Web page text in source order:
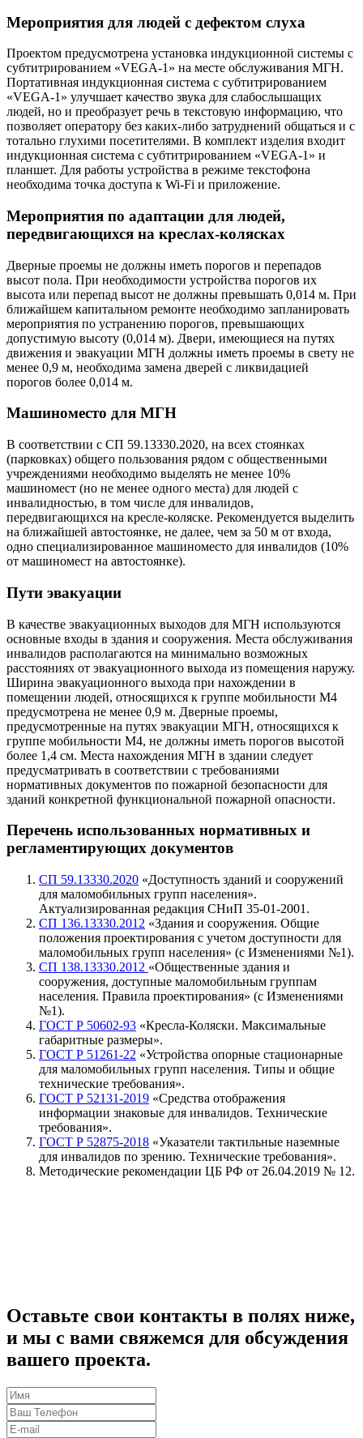
Мероприятия для людей с дефектом слуха
Проектом предусмотрена установка индукционной системы с
субтитрированием «VEGA-1» на месте обслуживания МГН.
Портативная индукционная система с субтитрированием
«VEGA-1» улучшает качество звука для слабослышащих
людей, но и преобразует речь в текстовую информацию, что
позволяет оператору без каких-либо затруднений общаться и с
тотально глухими посетителями. В комплект изделия входит
индукционная система с субтитрированием «VEGA-1» и
планшет. Для работы устройства в режиме текстофона
необходима точка доступа к Wi-Fi и приложение.
Мероприятия по адаптации для людей,
передвигающихся на креслах-колясках
Дверные проемы не должны иметь порогов и перепадов
высот пола. При необходимости устройства порогов их
высота или перепад высот не должны превышать 0,014 м. При
ближайшем капитальном ремонте необходимо запланировать
мероприятия по устранению порогов, превышающих
допустимую высоту (0,014 м). Двери, имеющиеся на путях
движения и эвакуации МГН должны иметь проемы в свету не
менее 0,9 м, необходима замена дверей с ликвидацией
порогов более 0,014 м.
Машиноместо для МГН
В соответствии с СП 59.13330.2020, на всех стоянках
(парковках) общего пользования рядом с общественными
учреждениями необходимо выделять не менее 10%
машиномест (но не менее одного места) для людей с
инвалидностью, в том числе для инвалидов,
передвигающихся на кресле-коляске. Рекомендуется выделить
на ближайшей автостоянке, не далее, чем за 50 м от входа,
одно специализированное машиноместо для инвалидов (10%
от машиномест на автостоянке).
Пути эвакуации
В качестве эвакуационных выходов для МГН используются
основные входы в здания и сооружения. Места обслуживания
инвалидов располагаются на минимально возможных
расстояниях от эвакуационного выхода из помещения наружу.
Ширина эвакуационного выхода при нахождении в
помещении людей, относящихся к группе мобильности М4
предусмотрена не менее 0,9 м. Дверные проемы,
предусмотренные на путях эвакуации МГН, относящихся к
группе мобильности М4, не должны иметь порогов высотой
более 1,4 см. Места нахождения МГН в здании следует
предусматривать в соответствии с требованиями
нормативных документов по пожарной безопасности для
зданий конкретной функциональной пожарной опасности.
Перечень использованных нормативных и
регламентирующих документов
СП 59.13330.2020 «Доступность зданий и сооружений
для маломобильных групп населения».
Актуализированная редакция СНиП 35-01-2001.
СП 136.13330.2012 «Здания и сооружения. Общие
положения проектирования с учетом доступности для
маломобильных групп населения» (с Изменениями №1).
СП 138.13330.2012 «Общественные здания и
сооружения, доступные маломобильным группам
населения. Правила проектирования» (с Изменениями
№1).
ГОСТ Р 50602-93 «Кресла-Коляски. Максимальные
габаритные размеры».
ГОСТ Р 51261-22 «Устройства опорные стационарные
для маломобильных групп населения. Типы и общие
технические требования».
ГОСТ Р 52131-2019 «Средства отображения
информации знаковые для инвалидов. Технические
требования».
ГОСТ Р 52875-2018 «Указатели тактильные наземные
для инвалидов по зрению. Технические требования».
Методические рекомендации ЦБ РФ от 26.04.2019 № 12.
Оставьте свои контакты в полях ниже,
и мы с вами свяжемся для обсуждения
вашего проекта.